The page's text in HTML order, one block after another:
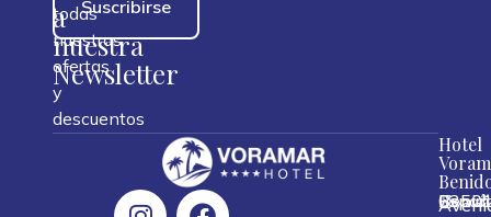
a
nuestra
Newsletter
todas
nuestras
ofertas
y
descuentos
Suscribirse
Hotel
,,,